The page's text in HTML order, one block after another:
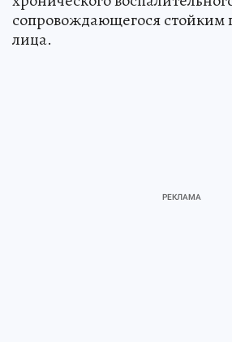
сопровождающегося стойким
лица.